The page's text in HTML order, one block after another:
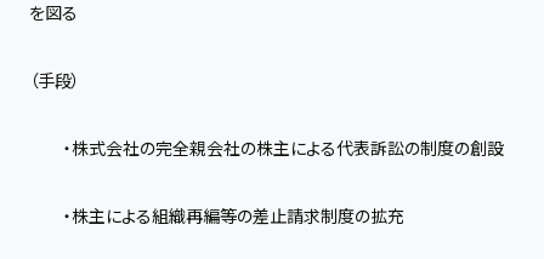
を図る
（手段）
・株式会社の完全親会社の株主による代表訴訟の制度の創設
・株主による組織再編等の差止請求制度の拡充